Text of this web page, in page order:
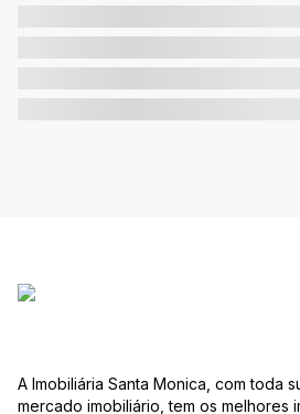
A Imobiliária Santa Monica, com toda
mercado imobiliário, tem os melhores